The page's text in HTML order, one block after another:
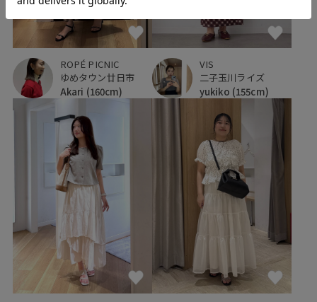
ROPÉ PICNIC
ゆめタウン廿日市
Akari (160cm)
VIS
二子玉川ライズ
yukiko (155cm)